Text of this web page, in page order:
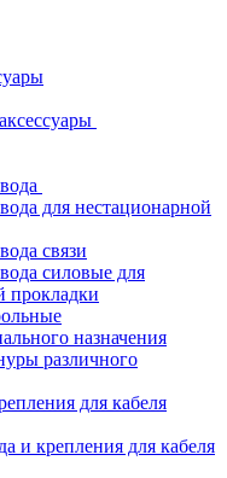
для нестационарной
связи
силовые для
прокладки
назначения
различного
для кабеля
и крепления для кабеля